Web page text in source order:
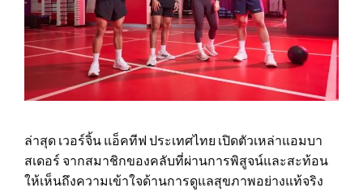
ล่าสุด เวอร์จิ้น แอ็คทีฟ ประเทศไทย เปิดตัวเหล่าแอมบา
สเดอร์ จากสมาชิกของคลับที่ผ่านการพิสูจน์และสะท้อน
ให้เห็นถึงความเข้าใจด้านการดูแลสุขภาพอย่างแท้จริง